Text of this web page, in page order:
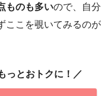
ものも多いので、自分
ここを覗いてみるのが
っとおトクに！／